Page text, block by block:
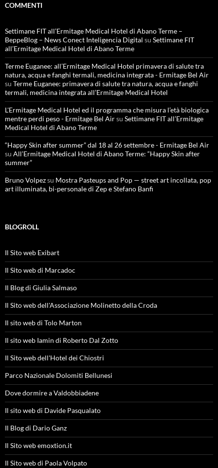
COMMENTI
Settimane FIT all’Ermitage Medical Hotel di Abano Terme –
BeppeBlog – News Conect Inteligencia Digital su Settimane FIT
all’Ermitage Medical Hotel di Abano Terme
Terme Euganee: all’Ermitage Medical Hotel primavera di salute tra
natura, acqua e fanghi termali, medicina integrata - Ermitage Bel Air
su Terme Euganee: primavera di salute tra natura, acqua e fanghi
termali, medicina integrata all’Ermitage Medical Hotel
L'Ermitage Medical Hotel ed il programma che misura l’età biologica
mentre perdi peso - Ermitage Bel Airsu Settimane FIT all’Ermitage
Medical Hotel di Abano Terme
“Happy Skin after summer” dal 18 al 26 settembre - Ermitage Bel Air
su All’Ermitage Medical Hotel di Abano Terme: “Happy Skin after
summer”
Bruno Volpezsu Mostra Pasteups and Pop — street art incollata, pop
art illuminata, bi-personale di Zep e Stefano Banfi
BLOGROLL
Il Sito web Exibart
Il Sito web di Marcadoc
Il Blog di Giulia Salmaso
Il Sito web dell'Associazione Molinetto della Croda
Il sito web di Tolo Marton
Il sito web Iamin di Roberto Dal Zotto
Il Sito web dell'Hotel dei Chiostri
Parco Nazionale Dolomiti Bellunesi
Dove dormire a Valdobbiadene
Il sito web di Davide Pasqualato
Il Blog di Dario Ganz
Il Sito web emoxtion.it
Il Sito web di Paola Volpato